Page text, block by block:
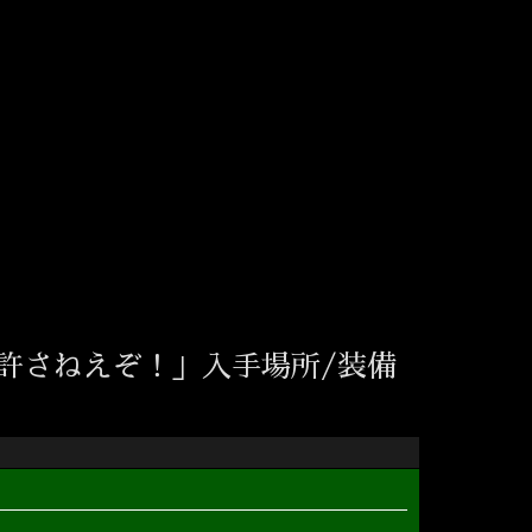
さねえぞ！」入手場所/装備